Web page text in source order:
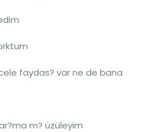
faydas? var ne de bana
m? üzüleyim